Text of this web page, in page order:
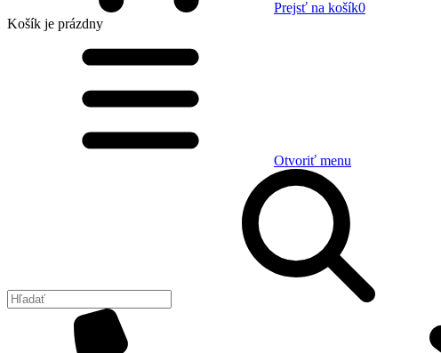
Prejsť na košík0
Košík je prázdny
Otvoriť menu